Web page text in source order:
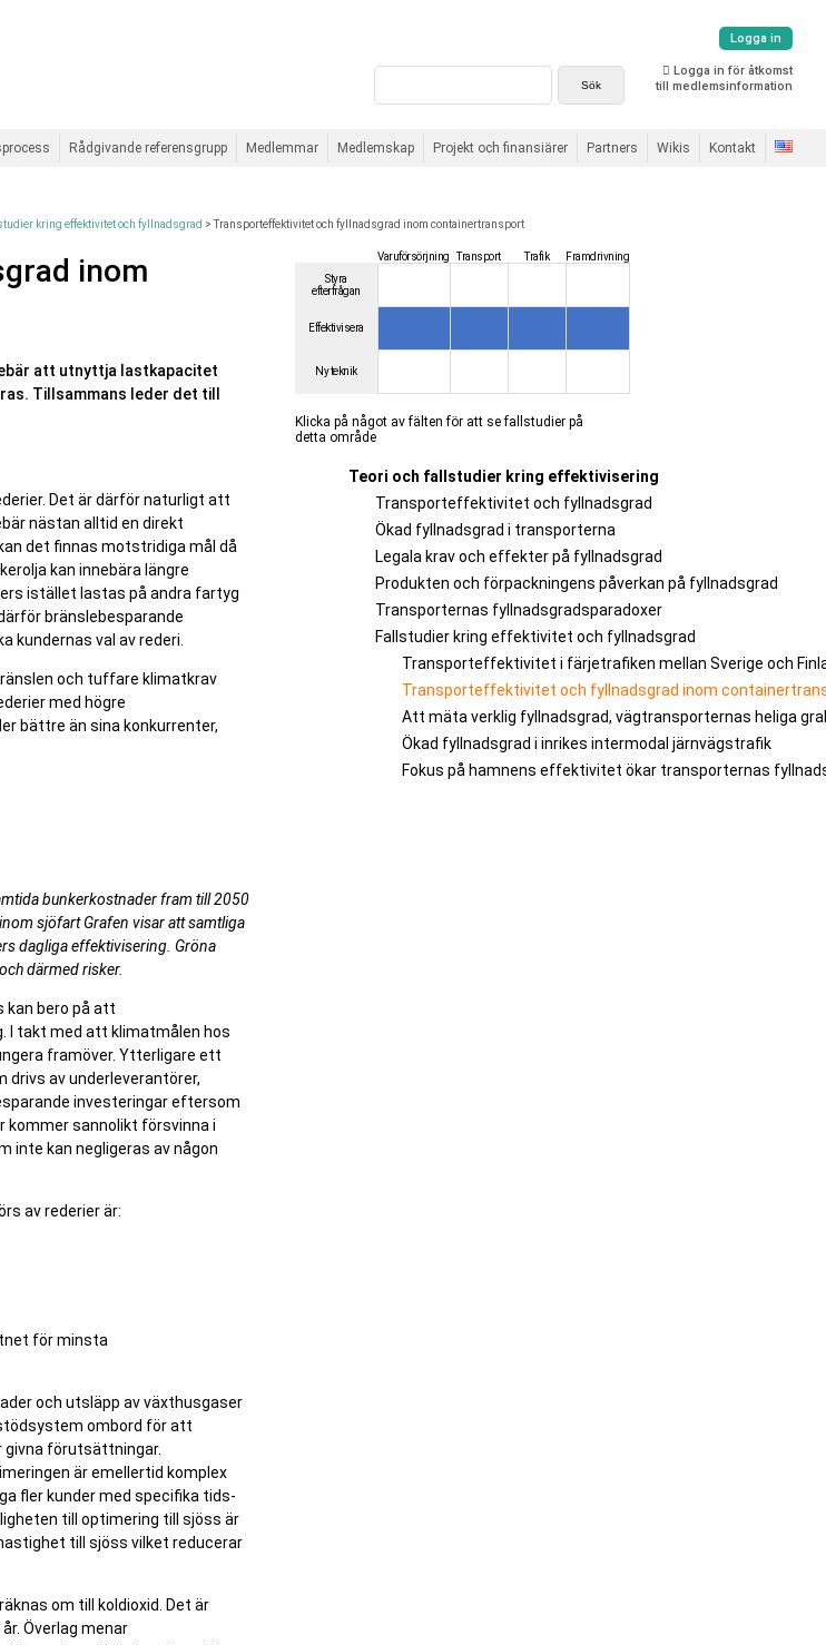
Logga in
Logga in för åtkomst
till medlemsinformation
Rådgivande referensgrupp Medlemmar Medlemskap Projekt och finansiärer Partners Wikis Kontakt
kring effektivitet och fyllnadsgrad >Transporteffektivitet och fyllnadsgrad inom containertransport
inom
att utnyttja lastkapacitet
Tillsammans leder det till
Det är därför naturligt att
nästan alltid en direkt
det finnas motstridiga mål då
kan innebära längre
istället lastas på andra fartyg
bränslebesparande
kundernas val av rederi.
och tuffare klimatkrav
med högre
bättre än sina konkurrenter,
bunkerkostnader fram till 2050
sjöfart Grafen visar att samtliga
dagliga effektivisering. Gröna
därmed risker.
kan bero på att
I takt med att klimatmålen hos
framöver. Ytterligare ett
av underleverantörer,
investeringar eftersom
kommer sannolikt försvinna i
inte kan negligeras av någon
av rederier är:
för minsta
och utsläpp av växthusgaser
ombord för att
givna förutsättningar.
är emellertid komplex
fler kunder med specifika tids-
till optimering till sjöss är
till sjöss vilket reducerar
om till koldioxid. Det är
Överlag menar
Varuförsörjning Transport Trafik
Framdrivning
Styra
efterfrågan
Effektivisera
Ny teknik
Klicka på något av fälten för att se fallstudier på
detta område
Teori och fallstudier kring effektivisering
Transporteffektivitet och fyllnadsgrad
Ökad fyllnadsgrad i transporterna
Legala krav och effekter på fyllnadsgrad
Produkten och förpackningens påverkan på fyllnadsgrad
Transporternas fyllnadsgradsparadoxer
Fallstudier kring effektivitet och fyllnadsgrad
Transporteffektivitet i färjetrafiken mellan Sverige och
Transporteffektivitet och fyllnadsgrad inom
Att mäta verklig fyllnadsgrad, vägtransporternas heliga gral
Ökad fyllnadsgrad i inrikes intermodal järnvägstrafik
Fokus på hamnens effektivitet ökar transporternas